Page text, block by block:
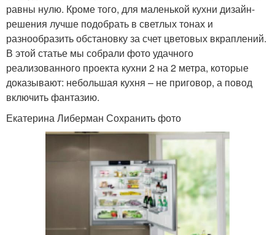
равны нулю. Кроме того, для маленькой кухни дизайн-
решения лучше подобрать в светлых тонах и
разнообразить обстановку за счет цветовых вкраплений.
В этой статье мы собрали фото удачного
реализованного проекта кухни 2 на 2 метра, которые
доказывают: небольшая кухня – не приговор, а повод
включить фантазию.
Екатерина Либерман Сохранить фото